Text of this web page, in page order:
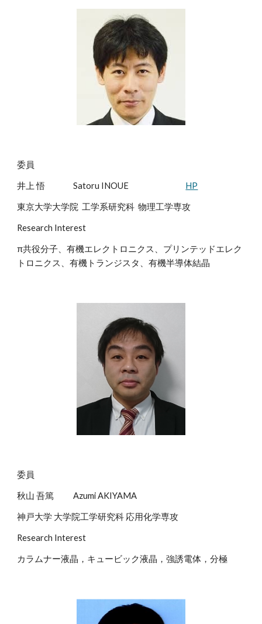
委員
井上 悟 Satoru INOUE HP
東京大学大学院 工学系研究科 物理工学専攻
Research Interest
π共役分子、有機エレクトロニクス、プリンテッドエレク
トロニクス、有機トランジスタ、有機半導体結晶
委員
秋山 吾篤 Azumi AKIYAMA
神戸大学 大学院工学研究科 応用化学専攻
Research Interest
カラムナー液晶， キュービック液晶，強誘電体，分極